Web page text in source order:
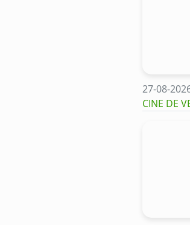
27-08-
CINE DE